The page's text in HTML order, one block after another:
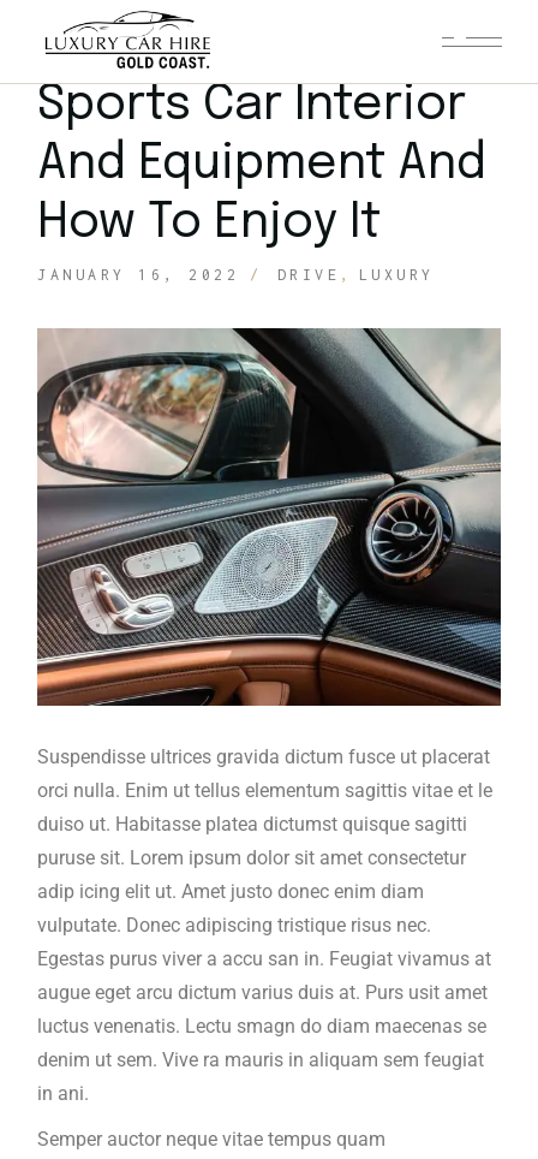
Sports Car Interior
And Equipment And
How To Enjoy It
JANUARY 16, 2022 DRIVE LUXURY
Suspendisse ultrices gravida dictum fusce ut placerat
orci nulla. Enim ut tellus elementum sagittis vitae et le
duiso ut. Habitasse platea dictumst quisque sagitti
puruse sit. Lorem ipsum dolor sit amet consectetur
adip icing elit ut. Amet justo donec enim diam
vulputate. Donec adipiscing tristique risus nec.
Egestas purus viver a accu san in. Feugiat vivamus at
augue eget arcu dictum varius duis at. Purs usit amet
luctus venenatis. Lectu smagn do diam maecenas se
denim ut sem. Vive ra mauris in aliquam sem feugiat
in ani.
Semper auctor neque vitae tempus quam